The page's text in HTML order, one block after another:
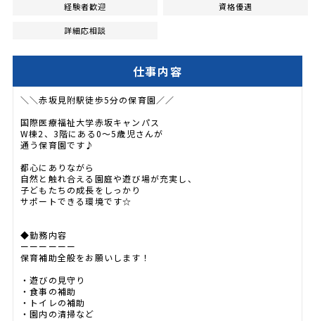
経験者歓迎 資格優遇
詳細応相談
仕事内容
＼＼赤坂見附駅徒歩5分の保育園／／
国際医療福祉大学赤坂キャンパス
W棟2、3階にある0～5歳児さんが
通う保育園です♪
都心にありながら
自然と触れ合える園庭や遊び場が充実し、
子どもたちの成長をしっかり
サポートできる環境です☆
◆勤務内容
ーーーーーー
保育補助全般をお願いします！
・遊びの見守り
・食事の補助
・トイレの補助
・園内の清掃など